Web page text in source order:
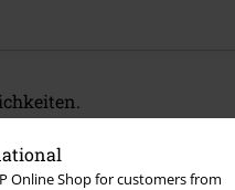
Online Shop for customers from